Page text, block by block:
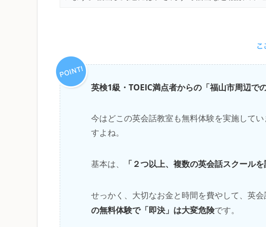
英検1級・TOEIC満点者からの「福山市周辺で
今はどこの英会話教室も無料体験を実施して
すよね。
基本は、 「２つ以上、複数の英会話スクールを
せっかく、大切なお金と時間を費やして、英会
の無料体験で「即決」は大変危険です。